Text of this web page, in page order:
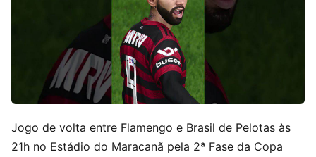
Jogo de volta entre Flamengo e Brasil de Pelotas às
21h no Estádio do Maracanã pela 2ª Fase da Copa